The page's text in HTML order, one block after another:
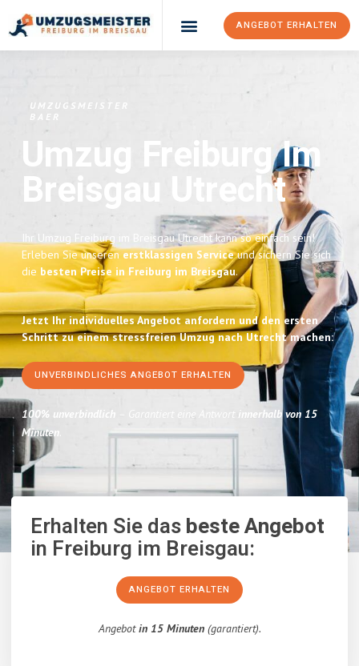
ANGEBOT ERHALTEN
UMZUGSMEISTER
BAER
Umzug Freiburg Im
Breisgau Utrecht
Ihr Umzug Freiburg im Breisgau Utrecht kann so einfach sein!
Erleben Sie unserenerstklassigen Serviceund sichern Sie sich
die besten Preise in Freiburg im Breisgau.
Jetzt Ihr individuelles Angebot anfordern und den ersten
Schritt zu einem stressfreien Umzug nach Utrecht machen:
UNVERBINDLICHES ANGEBOT ERHALTEN
100% unverbindlich – Garantiert eine Antwort innerhalb von 15
Minuten.
Erhalten Sie dasbeste Angebot
in Freiburg im Breisgau:
ANGEBOT ERHALTEN
Angebotin 15 Minuten(garantiert).